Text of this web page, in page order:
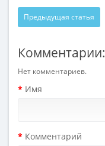
Предыдущая статья
Комментарии:
Нет комментариев.
Имя
Комментарий